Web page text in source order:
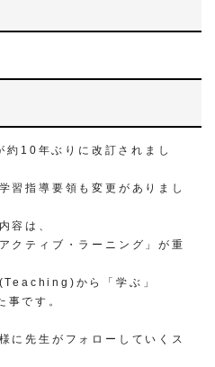
10年ぶりに改訂されまし
習指導要領も変更がありまし
容は、
クティブ・ラーニング」が重
から「学ぶ」
です。
に先生がフォローしていくス